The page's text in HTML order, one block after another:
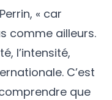
« car
comme ailleurs.
l’intensité,
C’est
que